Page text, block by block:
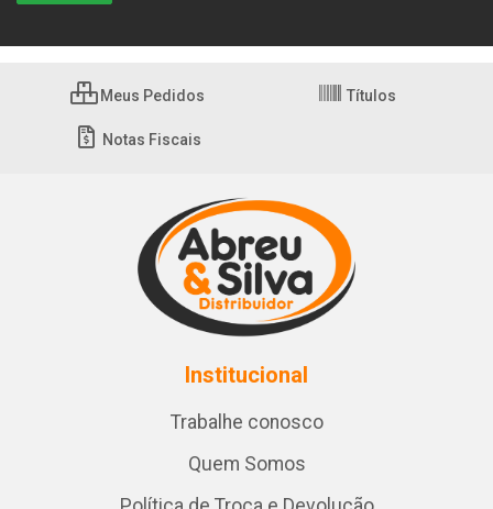
Meus Pedidos Títulos
Notas Fiscais
Institucional
Trabalhe conosco
Quem Somos